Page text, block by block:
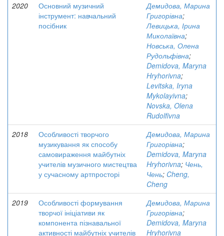
2020
Основний музичний
інструмент: навчальний
посібник
Демидова, Марина
Григорівна;
Левицька, Ірина
Миколаївна;
Новська, Олена
Рудольфівна;
Demidova, Maryna
Hryhorivna;
Levitska, Iryna
Mykolayivna;
Novska, Olena
Rudolfivna
2018
Особливості творчого
музикування як способу
самовираження майбутніх
учителів музичного мистецтва
у сучасному артпросторі
Демидова, Марина
Григорівна;
Demidova, Maryna
Hryhorivna; Чень,
Чень; Cheng,
Cheng
2019
Особливості формування
творчої ініціативи як
компонента пізнавальної
активності майбутніх учителів
Демидова, Марина
Григорівна;
Demidova, Maryna
Hryhorivna